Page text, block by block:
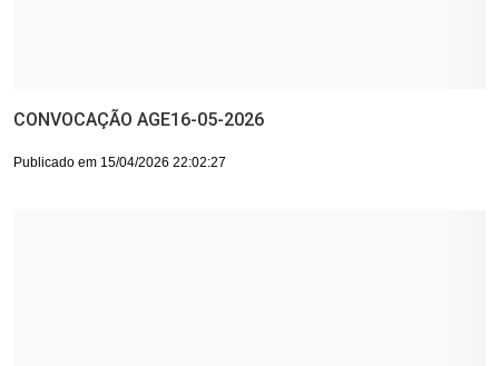
CONVOCAÇÃO AGE16-05-2026
Publicado em 15/04/2026 22:02:27